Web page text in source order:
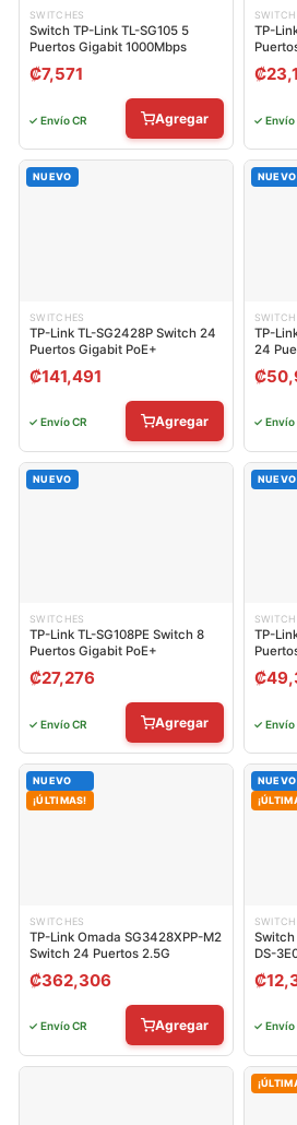
SWITCHES
Switch TP-Link TL-SG105 5
Puertos Gigabit 1000Mbps
₡7,571
✓ Envío CR Agregar
TP-
₡
✓ Envío
NUEVO
SWITCHES
TP-Link TL-SG2428P Switch 24
Puertos Gigabit PoE+
₡141,491
✓ Envío CR Agregar
NUEVO
TP-
24
₡
✓ Envío
NUEVO
SWITCHES
TP-Link TL-SG108PE Switch 8
Puertos Gigabit PoE+
₡27,276
✓ Envío CR Agregar
NUEVO
TP-
₡
✓ Envío
NUEVO
¡ÚLTIMAS!
SWITCHES
TP-Link Omada SG3428XPP-M2
Switch 24 Puertos 2.5G
₡362,306
✓ Envío CR Agregar
NUEVO
Switch
DS-
₡
✓ Envío